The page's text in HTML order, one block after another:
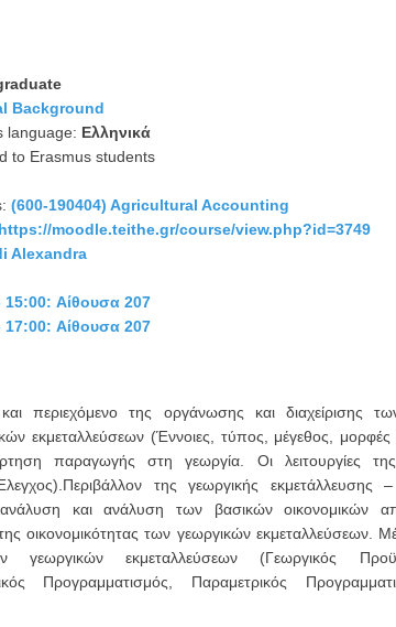
Background
language: Ελληνικά
to Erasmus students
(600-190404) Agricultural Accounting
https://moodle.teithe.gr/course/view.php?id=3749
Alexandra
15:00: Αίθουσα 207
17:00: Αίθουσα 207
περιεχόμενο της οργάνωσης και διαχείρισης
εκμεταλλεύσεων (Έννοιες, τύπος, μέγεθος,
παραγωγής στη γεωργία. Οι λειτουργίες
της γεωργικής εκμετάλλευσης
και ανάλυση των βασικών οικονομικών
οικονομικότητας των γεωργικών εκμεταλλεύσεων.
εκμεταλλεύσεων (Γεωργικός
Προγραμματισμός, Παραμετρικός